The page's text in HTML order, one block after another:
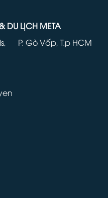
DU LỊCH META
P. Gò Vấp, T.p HCM